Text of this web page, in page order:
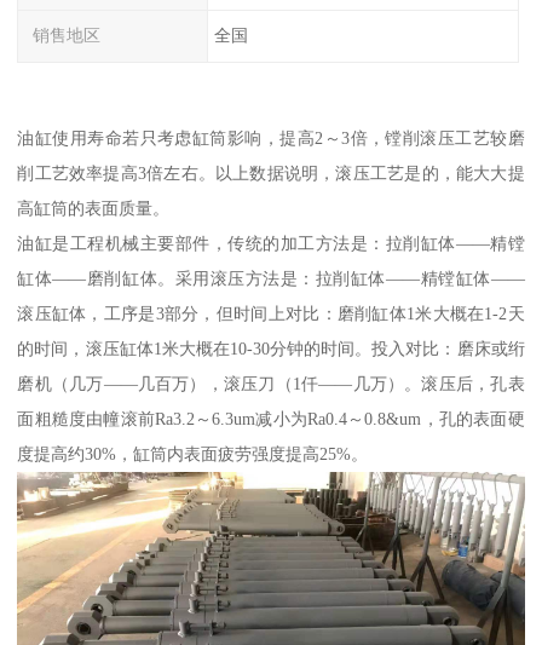
销售地区 全国
油缸使用寿命若只考虑缸筒影响，提高2～3倍，镗削滚压工艺较磨
削工艺效率提高3倍左右。以上数据说明，滚压工艺是的，能大大提
高缸筒的表面质量。
油缸是工程机械主要部件，传统的加工方法是：拉削缸体——精镗
缸体——磨削缸体。采用滚压方法是：拉削缸体——精镗缸体——
滚压缸体，工序是3部分，但时间上对比：磨削缸体1米大概在1-2天
的时间，滚压缸体1米大概在10-30分钟的时间。投入对比：磨床或绗
磨机（几万——几百万），滚压刀（1仟——几万）。滚压后，孔表
面粗糙度由幢滚前Ra3.2～6.3um减小为Ra0.4～0.8&um，孔的表面硬
度提高约30%，缸筒内表面疲劳强度提高25%。